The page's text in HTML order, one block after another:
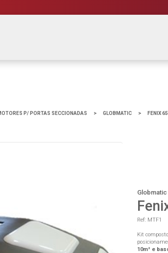
P/ PORTAS SECCIONADAS > GLOBMATIC > FENIX
Globmatic
Ref: MTF1
Kit
10m² e